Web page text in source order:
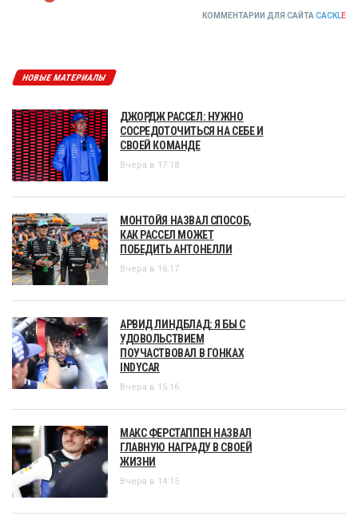
КОММЕНТАРИИ ДЛЯ САЙТА CACKLE
НОВЫЕ МАТЕРИАЛЫ
ДЖОРДЖ РАССЕЛ: НУЖНО
СОСРЕДОТОЧИТЬСЯ НА СЕБЕ И
СВОЕЙ КОМАНДЕ
Вчера в 17:18
МОНТОЙЯ НАЗВАЛ СПОСОБ,
КАК РАССЕЛ МОЖЕТ
ПОБЕДИТЬ АНТОНЕЛЛИ
Вчера в 16:17
АРВИД ЛИНДБЛАД: Я БЫ С
УДОВОЛЬСТВИЕМ
ПОУЧАСТВОВАЛ В ГОНКАХ
INDYCAR
Вчера в 15:16
МАКС ФЕРСТАППЕН НАЗВАЛ
ГЛАВНУЮ НАГРАДУ В СВОЕЙ
ЖИЗНИ
Вчера в 14:15